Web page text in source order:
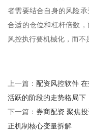
者需要结合自身的风险
合适的仓位和杠杆倍数
风控执行要机械化，而不
上一篇： 配资风控软件
活跃的阶段的走势格局下
下一篇： 券商配资 聚焦
正机制核心变量拆解